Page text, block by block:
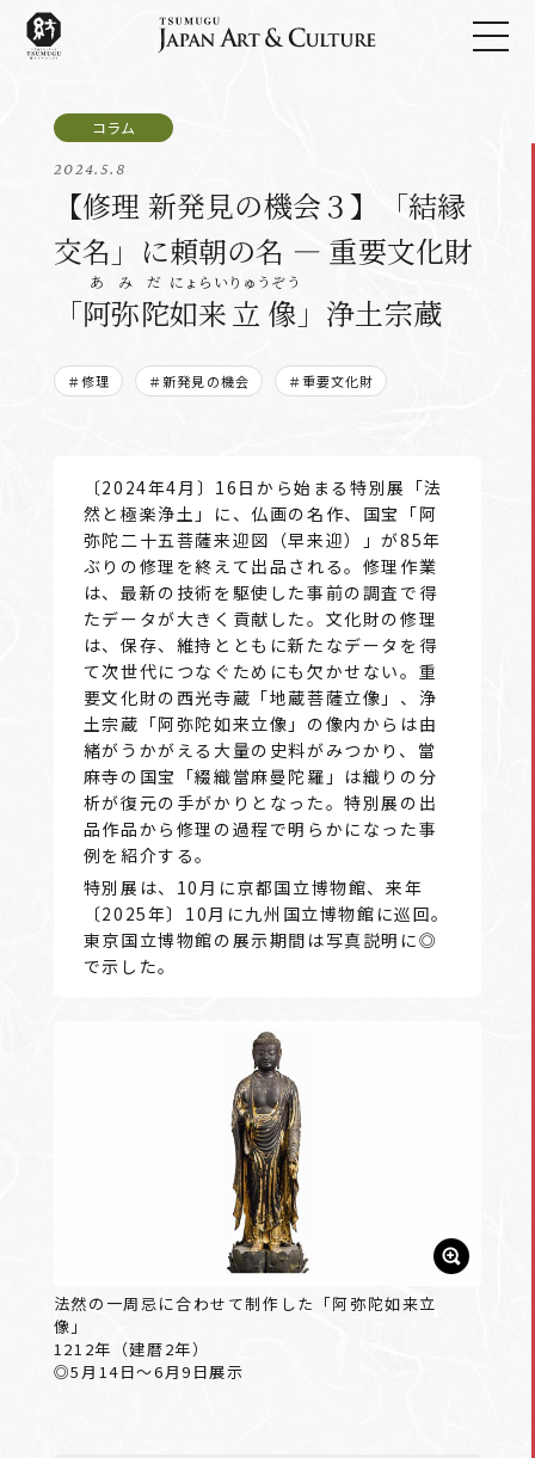
2024.5.8
【修理 新発見の機会３】「結縁
交名」に頼朝の名 ― 重要文化財
「阿弥陀
あみだ
如来
にょらい
立像
りゅうぞう
」浄土宗蔵
＃修理 ＃新発見の機会 ＃重要文化財
〔2024年4月〕16日から始まる特別展「法
然と極楽浄土」に、仏画の名作、国宝「阿
弥陀二十五菩薩来迎図（早来迎）」が85年
ぶりの修理を終えて出品される。修理作業
は、最新の技術を駆使した事前の調査で得
たデータが大きく貢献した。文化財の修理
は、保存、維持とともに新たなデータを得
て次世代につなぐためにも欠かせない。重
要文化財の西光寺蔵「地蔵菩薩立像」、浄
土宗蔵「阿弥陀如来立像」の像内からは由
緒がうかがえる大量の史料がみつかり、當
麻寺の国宝「綴織當麻曼陀羅」は織りの分
析が復元の手がかりとなった。特別展の出
品作品から修理の過程で明らかになった事
例を紹介する。
特別展は、10月に京都国立博物館、来年
〔2025年〕10月に九州国立博物館に巡回。
東京国立博物館の展示期間は写真説明に◎
で示した。
法然の一周忌に合わせて制作した「阿弥陀如来立
像」
1212年（建暦2年）
◎5月14日～6月9日展示